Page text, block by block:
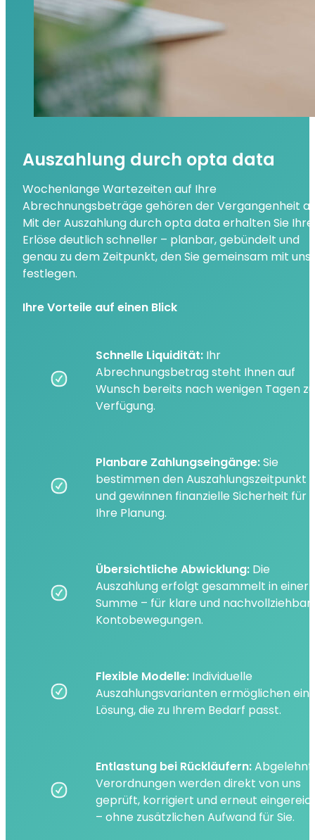
Auszahlung durch opta data
Wochenlange Wartezeiten auf Ihre
Abrechnungsbeträge gehören der Vergangenheit
Mit der Auszahlung durch opta data erhalten Sie Ihre
Erlöse deutlich schneller – planbar, gebündelt und
genau zu dem Zeitpunkt, den Sie gemeinsam mit uns
festlegen.
Ihre Vorteile auf einen Blick
Schnelle Liquidität: Ihr
Abrechnungsbetrag steht Ihnen auf
Wunsch bereits nach wenigen Tagen
Verfügung.
Planbare Zahlungseingänge:Sie
bestimmen den Auszahlungszeitpunkt
und gewinnen finanzielle Sicherheit für
Ihre Planung.
Übersichtliche Abwicklung: Die
Auszahlung erfolgt gesammelt in einer
Summe – für klare und
Kontobewegungen.
Flexible Modelle: Individuelle
Auszahlungsvarianten ermöglichen
Lösung, die zu Ihrem Bedarf passt.
Entlastung bei Rückläufern:
Verordnungen werden direkt von uns
geprüft, korrigiert und erneut
– ohne zusätzlichen Aufwand für Sie.